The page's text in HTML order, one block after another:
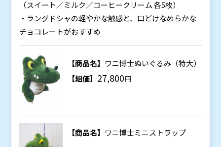
（スイート／ミルク／コーヒークリーム 各5枚）
・ラングドシャの軽やかな触感と、口どけなめらかな
チョコレートがおすすめ
【商品名】 ワニ博士ぬいぐるみ（特大）
【組価】 27,800円
【商品名】 ワニ博士ミニストラップ